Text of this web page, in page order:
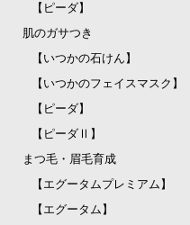
【ピーダ】
肌のガサつき
【いつかの石けん】
【いつかのフェイスマスク】
【ピーダ】
【ピーダⅡ】
まつ毛・眉毛育成
【エグータムプレミアム】
【エグータム】